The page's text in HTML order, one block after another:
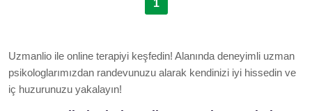
1
Uzmanlio ile online terapiyi keşfedin! Alanında deneyimli uzman
psikologlarımızdan randevunuzu alarak kendinizi iyi hissedin ve
iç huzurunuzu yakalayın!